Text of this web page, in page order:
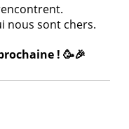
nous sont chers.
! 🥳🎉